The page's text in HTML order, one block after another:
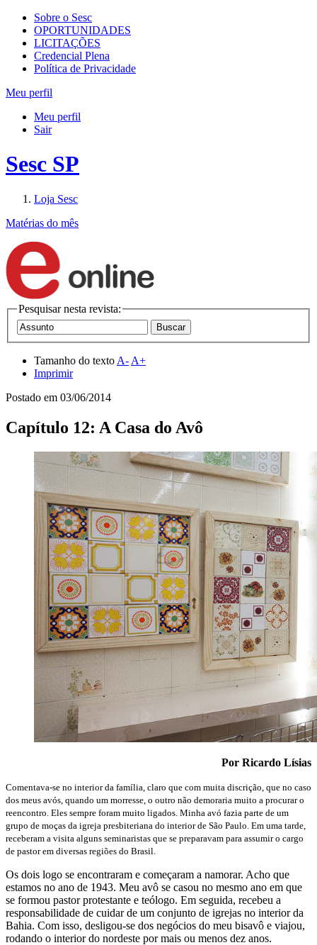
Sobre o Sesc
OPORTUNIDADES
LICITAÇÕES
Credencial Plena
Política de Privacidade
Meu perfil
Meu perfil
Sair
Sesc SP
Loja Sesc
Matérias do mês
Pesquisar nesta revista:
Tamanho do texto A- A+
Imprimir
Postado em 03/06/2014
Capítulo 12: A Casa do Avô
Por Ricardo Lísias
Comentava-se no interior da família, claro que com muita discrição, que no caso
dos meus avós, quando um morresse, o outro não demoraria muito a procurar o
reencontro. Eles sempre foram muito ligados. Minha avó fazia parte de um
grupo de moças da igreja presbiteriana do interior de São Paulo. Em uma tarde,
receberam a visita alguns seminaristas que se preparavam para assumir o cargo
de pastor em diversas regiões do Brasil.
Os dois logo se encontraram e começaram a namorar. Acho que
estamos no ano de 1943. Meu avô se casou no mesmo ano em que
se formou pastor protestante e teólogo. Em seguida, recebeu a
responsabilidade de cuidar de um conjunto de igrejas no interior da
Bahia. Com isso, desligou-se dos negócios do meu bisavô e viajou,
rodando o interior do nordeste por mais ou menos dez anos.